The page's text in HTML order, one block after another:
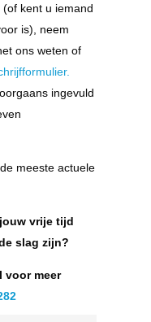
kent u iemand
is), neem
ons weten of
ingevuld
meeste actuele
vrije tijd
slag zijn?
meer